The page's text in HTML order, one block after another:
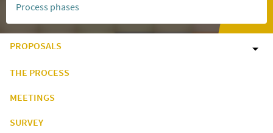
Process phases
PROPOSALS
THE PROCESS
MEETINGS
SURVEY